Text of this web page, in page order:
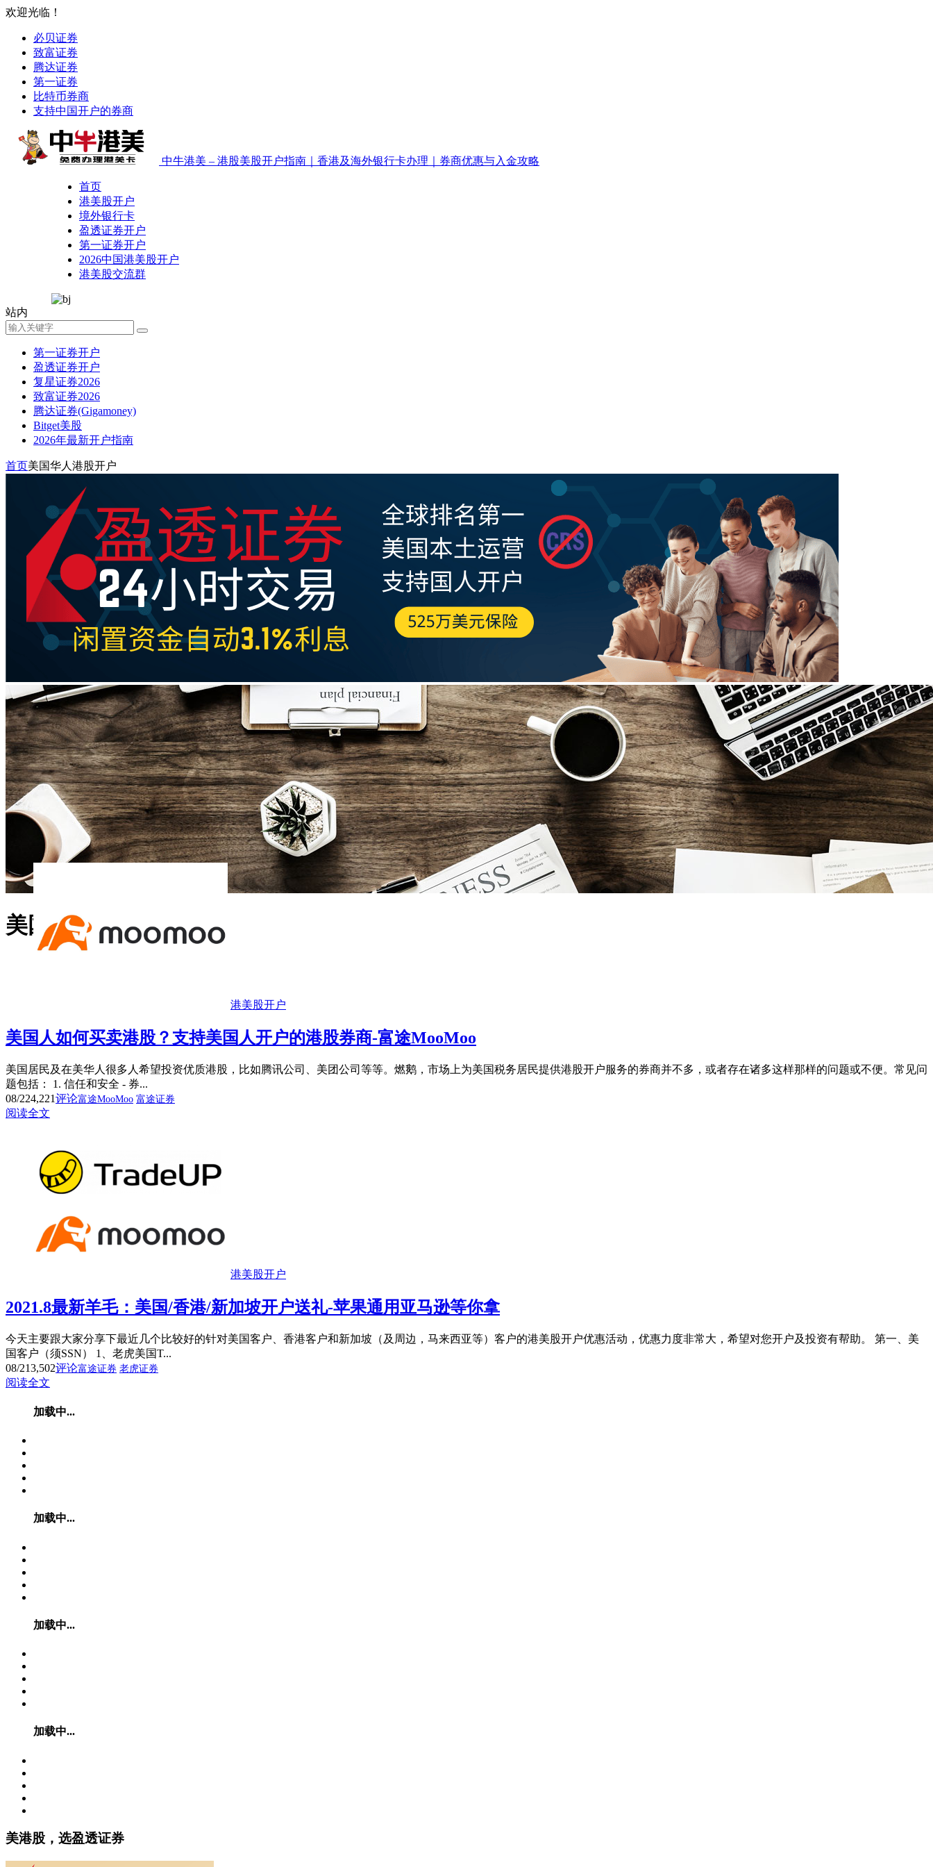
欢迎光临！
必贝证券
致富证券
腾达证券
第一证券
比特币券商
支持中国开户的券商
中牛港美 – 港股美股开户指南｜香港及海外银行卡办理｜券商优惠与入金攻略
首页
港美股开户
境外银行卡
盈透证券开户
第一证券开户
2026中国港美股开户
港美股交流群
站内
第一证券开户
盈透证券开户
复星证券2026
致富证券2026
腾达证券(Gigamoney)
Bitget美股
2026年最新开户指南
首页美国华人港股开户
美国华人港股开户
港美股开户
美国人如何买卖港股？支持美国人开户的港股券商-富途MooMoo
美国居民及在美华人很多人希望投资优质港股，比如腾讯公司、美团公司等等。燃鹅，市场上为美国税务居民提供港股开户服务的券商并不多，或者存在诸多这样那样的问题或不便。常见问
题包括： 1. 信任和安全 - 券...
08/224,221评论富途MooMoo 富途证券
阅读全文
港美股开户
2021.8最新羊毛：美国/香港/新加坡开户送礼-苹果通用亚马逊等你拿
今天主要跟大家分享下最近几个比较好的针对美国客户、香港客户和新加坡（及周边，马来西亚等）客户的港美股开户优惠活动，优惠力度非常大，希望对您开户及投资有帮助。 第一、美
国客户（须SSN） 1、老虎美国T...
08/213,502评论富途证券 老虎证券
阅读全文
加载中...
加载中...
加载中...
加载中...
美港股，选盈透证券